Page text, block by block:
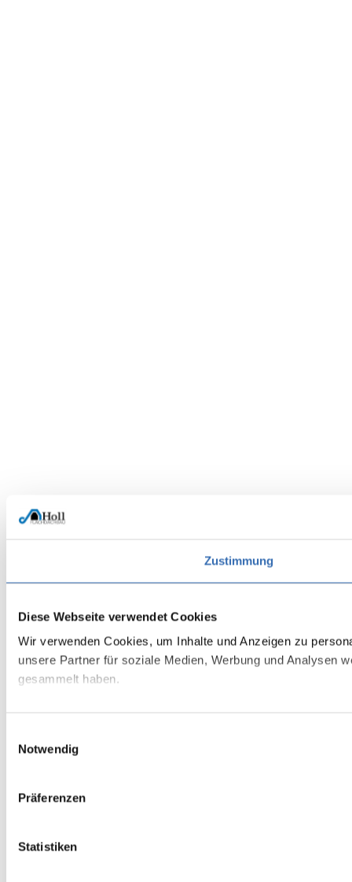
Zustimmung
Diese Webseite verwendet Cookies
Wir verwenden Cookies, um Inhalte und Anzeigen zu
unsere Partner für soziale Medien, Werbung und Analysen
gesammelt haben.
Notwendig
Präferenzen
Statistiken